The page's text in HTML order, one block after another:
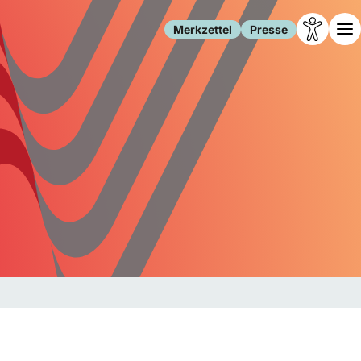
Merkzettel Presse
Leben
Familie
Freizeit
Gesundheit
Internet
Gesellschaft
Forschung
Migration
Polizei